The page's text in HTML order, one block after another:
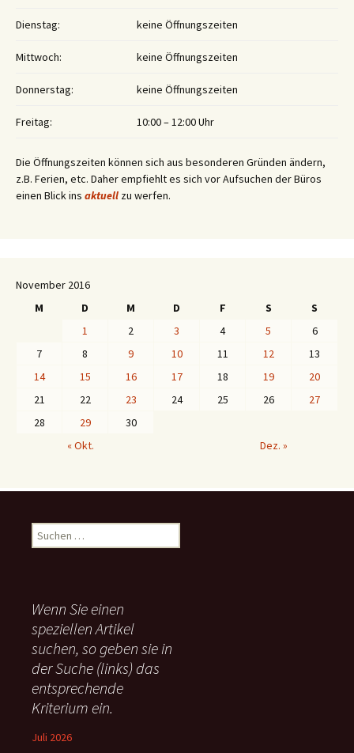
Dienstag: keine Öffnungszeiten
Mittwoch: keine Öffnungszeiten
Donnerstag: keine Öffnungszeiten
Freitag: 10:00 – 12:00 Uhr
Die Öffnungszeiten können sich aus besonderen Gründen ändern,
z.B. Ferien, etc. Daher empfiehlt es sich vor Aufsuchen der Büros
einen Blick ins aktuell zu werfen.
November 2016
M
D M D F S
S
1
2 3 4 5
6
7
8 9 10 11 12
13
14
15 16 17 18 19
20
21
22 23 24 25 26
27
28
29
30
« Okt.
Dez. »
u
n
n
a
c
:
Wenn Sie einen
speziellen Artikel
suchen, so geben sie in
der Suche (links) das
entsprechende
Kriterium ein.
Juli 2026